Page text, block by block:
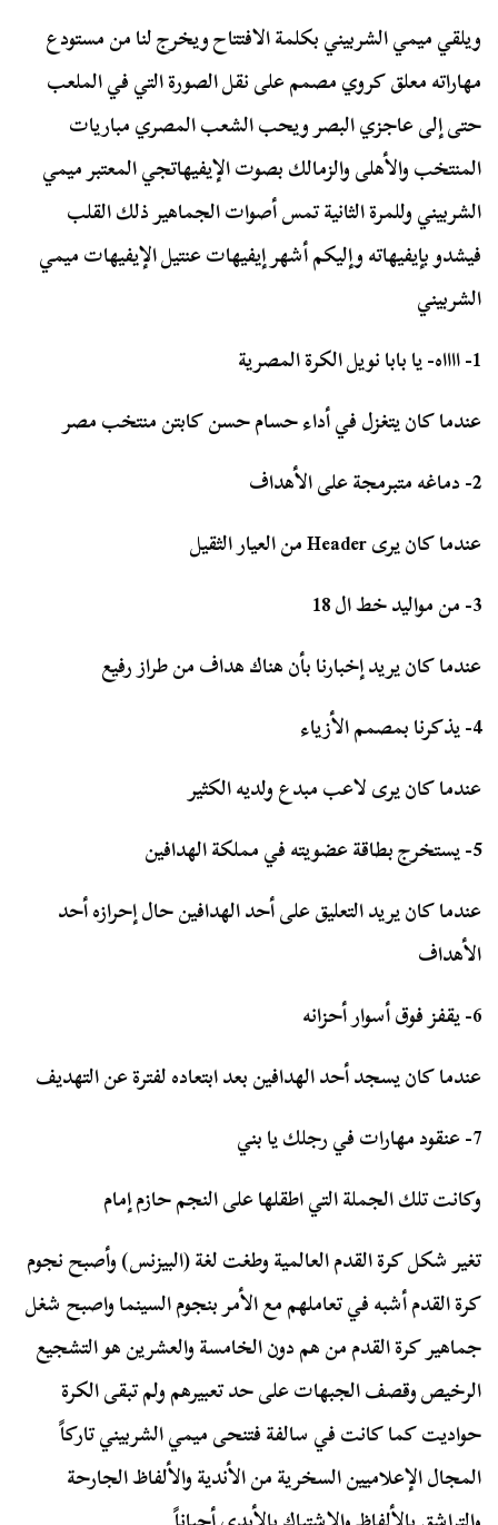
ويلقي ميمي الشربيني بكلمة الافتتاح ويخرج لنا من مستودع
مهاراته معلق كروي مصمم على نقل الصورة التي في الملعب
حتى إلى عاجزي البصر ويحب الشعب المصري مباريات
المنتخب والأهلى والزمالك بصوت الإيفيهاتجي المعتبر ميمي
الشربيني وللمرة الثانية تمس أصوات الجماهير ذلك القلب
فيشدو بإيفيهاته وإليكم أشهر إيفيهات عنتيل الإيفيهات ميمي
الشربيني
1- ااااه- يا بابا نويل الكرة المصرية
عندما كان يتغزل في أداء حسام حسن كابتن منتخب مصر
2- دماغه متبرمجة على الأهداف
عندما كان يرى Header من العيار الثقيل
3- من مواليد خط ال 18
عندما كان يريد إخبارنا بأن هناك هداف من طراز رفيع
4- يذكرنا بمصمم الأزياء
عندما كان يرى لاعب مبدع ولديه الكثير
5- يستخرج بطاقة عضويته في مملكة الهدافين
عندما كان يريد التعليق على أحد الهدافين حال إحرازه أحد
الأهداف
6- يقفز فوق أسوار أحزانه
عندما كان يسجد أحد الهدافين بعد ابتعاده لفترة عن التهديف
7- عنقود مهارات في رجلك يا بني
وكانت تلك الجملة التي اطقلها على النجم حازم إمام
تغير شكل كرة القدم العالمية وطغت لغة (البيزنس) وأصبح نجوم
كرة القدم أشبه في تعاملهم مع الأمر بنجوم السينما واصبح شغل
جماهير كرة القدم من هم دون الخامسة والعشرين هو التشجيع
الرخيص وقصف الجبهات على حد تعبيرهم ولم تبقى الكرة
حواديت كما كانت في سالفة فتنحى ميمي الشربيني تاركاً
المجال الإعلاميين السخرية من الأندية والألفاظ الجارحة